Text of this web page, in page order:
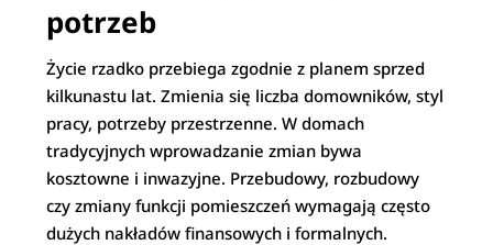
potrzeb
Życie rzadko przebiega zgodnie z planem sprzed
kilkunastu lat. Zmienia się liczba domowników, styl
pracy, potrzeby przestrzenne. W domach
tradycyjnych wprowadzanie zmian bywa
kosztowne i inwazyjne. Przebudowy, rozbudowy
czy zmiany funkcji pomieszczeń wymagają często
dużych nakładów finansowych i formalnych.